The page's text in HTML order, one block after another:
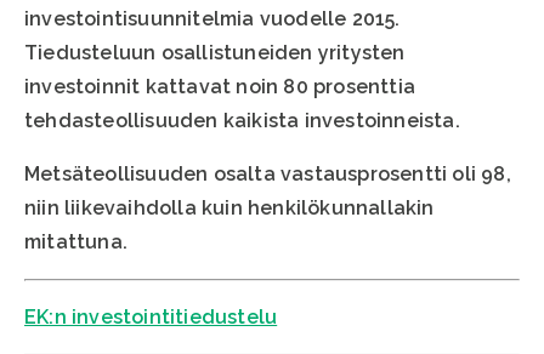
investointisuunnitelmia vuodelle 2015.
Tiedusteluun osallistuneiden yritysten
investoinnit kattavat noin 80 prosenttia
tehdasteollisuuden kaikista investoinneista.
Metsäteollisuuden osalta vastausprosentti oli 98,
niin liikevaihdolla kuin henkilökunnallakin
mitattuna.
EK:n investointitiedustelu